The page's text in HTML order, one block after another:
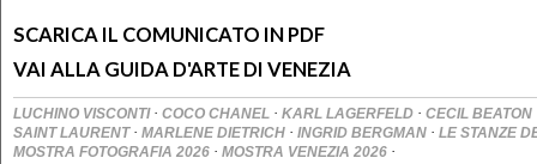
SCARICA IL COMUNICATO IN PDF
VAI ALLA GUIDA D'ARTE DI VENEZIA
LUCHINO VISCONTI · COCO CHANEL · KARL LAGERFELD · CECIL BEATON
SAINT LAURENT · MARLENE DIETRICH · INGRID BERGMAN · LE STANZE
MOSTRA FOTOGRAFIA 2026 · MOSTRA VENEZIA 2026 ·